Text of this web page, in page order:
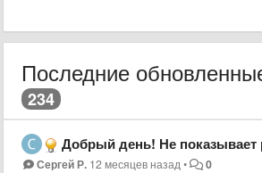
Последние
234
Добрый день! Не показывает реквизиты по контрактам, а также не дает скачать
Сергей Р. 12 месяцев назад• 0